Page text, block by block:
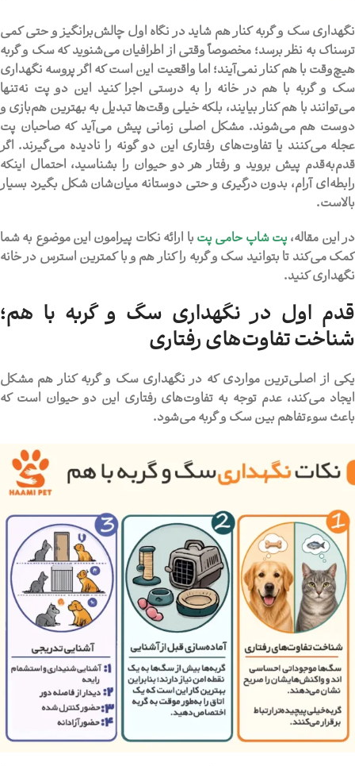
نگهداری سگ و گربه کنار همشاید در نگاه اول چالش‌برانگیز و حتی کمی
ترسناک به نظر برسد؛ مخصوصاً وقتی از اطرافیان می‌شنوید که سگ و گربه
هیچ‌وقت با هم کنار نمی‌آیند؛ اما واقعیت این است که اگر پروسهنگهداری
سگ و گربه با هم در خانه را به درستی اجرا کنید این دو پت نه‌تنها
می‌توانند با هم کنار بیایند، بلکه خیلی وقت‌ها تبدیل به بهترین هم‌بازی و
دوست هم می‌شوند. مشکل اصلی زمانی پیش می‌آید که صاحبان پت
عجله می‌کنند یا تفاوت‌های رفتاری این دو گونه را نادیده می‌گیرند. اگر
قدم‌به‌قدم پیش بروید و رفتار هر دو حیوان را بشناسید، احتمال اینکه
رابطه‌ای آرام، بدون درگیری و حتی دوستانه میان‌شان شکل بگیرد بسیار
بالاست.
در این مقاله،پت شاپ حامی پتبا ارائه نکات پیرامون این موضوع به شما
کمک می‌کند تا بتوانید سگ و گربه را کنار هم و با کمترین استرس در خانه
نگهداری کنید.
قدم اول در نگهداری سگ و گربه با هم؛
شناخت تفاوت‌های رفتاری
یکی از اصلی‌ترین مواردی که درنگهداری سگ و گربه کنار هم مشکل
ایجاد می‌کند، عدم توجه به تفاوت‌های رفتاری این دو حیوان است که
باعث سوءتفاهم بین سگ و گربه می‌شود.